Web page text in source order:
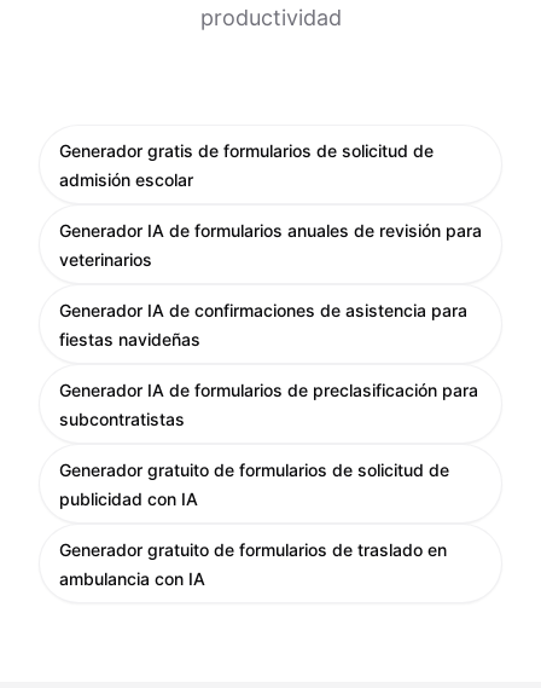
productividad
Generador gratis de formularios de solicitud de
admisión escolar
Generador IA de formularios anuales de revisión para
veterinarios
Generador IA de confirmaciones de asistencia para
fiestas navideñas
Generador IA de formularios de preclasificación para
subcontratistas
Generador gratuito de formularios de solicitud de
publicidad con IA
Generador gratuito de formularios de traslado en
ambulancia con IA